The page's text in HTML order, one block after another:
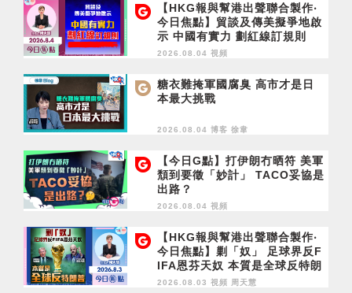
【HKG報與幫港出聲聯合製作‧
今日焦點】貿談及傳美擬爭地啟
示 中國有實力 劃紅線訂規則
2026.08.04 視頻
糖衣難掩軍國腐臭 高市才是日
本最大挑戰
2026.08.04 博客 徐韋
【今日G點】打伊朗冇晒符 美軍
頹到要徵「妙計」 TACO妥協是
出路？
2026.08.04 視頻
【HKG報與幫港出聲聯合製作‧
今日焦點】剿「奴」 足球界反F
IFA恩芬天奴 本質是全球反特朗
普
2026.08.03 視頻 周天慧